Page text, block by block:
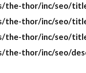
the-thor/inc/seo/
the-thor/inc/seo/
the-thor/inc/seo/
the-thor/inc/seo/